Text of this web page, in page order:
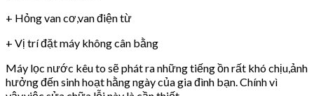
+ Hỏng van cơ,van điện từ
+ Vị trí đặt máy không cân bằng
Máy lọc nước kêu to sẽ phát ra những tiếng ồn rất khó chịu,ảnh
hưởng đến sinh hoạt hằng ngày của gia đình bạn. Chính vì